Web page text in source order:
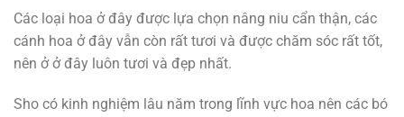
Các loại hoa ở đây được lựa chọn nâng niu cẩn thận, các
cánh hoa ở đây vẫn còn rất tươi và được chăm sóc rất tốt,
nên ở ở đây luôn tươi và đẹp nhất.
Sho có kinh nghiệm lâu năm trong lĩnh vực hoa nên các bó